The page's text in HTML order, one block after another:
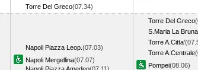
Torre Del Greco(07.34)
Napoli Piazza Leop. (07.03)
Napoli Mergellina(07.07)
Torre Del Greco
S.Maria La Bruna
Torre A.Citta'
Torre A.Centrale
Pompei(08.06)